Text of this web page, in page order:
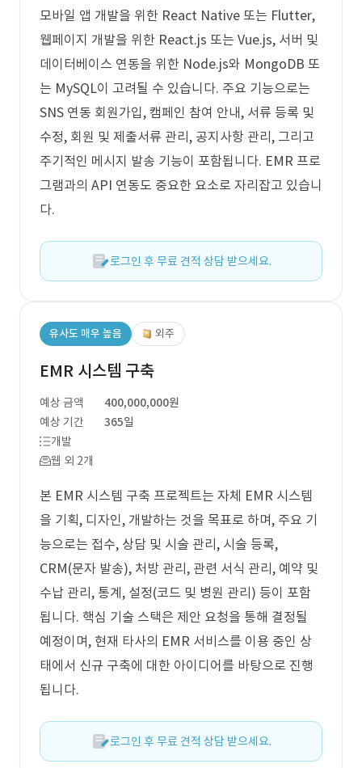
모바일 앱 개발을 위한 React Native 또는 Flutter,
웹페이지 개발을 위한 React.js 또는 Vue.js, 서버 및
데이터베이스 연동을 위한 Node.js와 MongoDB 또
는 MySQL이 고려될 수 있습니다. 주요 기능으로는
SNS 연동 회원가입, 캠페인 참여 안내, 서류 등록 및
수정, 회원 및 제출서류 관리, 공지사항 관리, 그리고
주기적인 메시지 발송 기능이 포함됩니다. EMR 프로
그램과의 API 연동도 중요한 요소로 자리잡고 있습니
다.
로그인 후 무료 견적 상담 받으세요.
유사도 매우 높음 외주
EMR 시스템 구축
예상 금액
400,000,000원
예상 기간
365일
개발
웹 외 2개
본 EMR 시스템 구축 프로젝트는 자체 EMR 시스템
을 기획, 디자인, 개발하는 것을 목표로 하며, 주요 기
능으로는 접수, 상담 및 시술 관리, 시술 등록,
CRM(문자 발송), 처방 관리, 관련 서식 관리, 예약 및
수납 관리, 통계, 설정(코드 및 병원 관리) 등이 포함
됩니다. 핵심 기술 스택은 제안 요청을 통해 결정될
예정이며, 현재 타사의 EMR 서비스를 이용 중인 상
태에서 신규 구축에 대한 아이디어를 바탕으로 진행
됩니다.
로그인 후 무료 견적 상담 받으세요.